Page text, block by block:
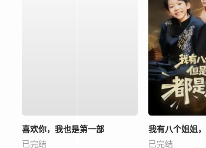
喜欢你，我也是第一部
已完结
已完结